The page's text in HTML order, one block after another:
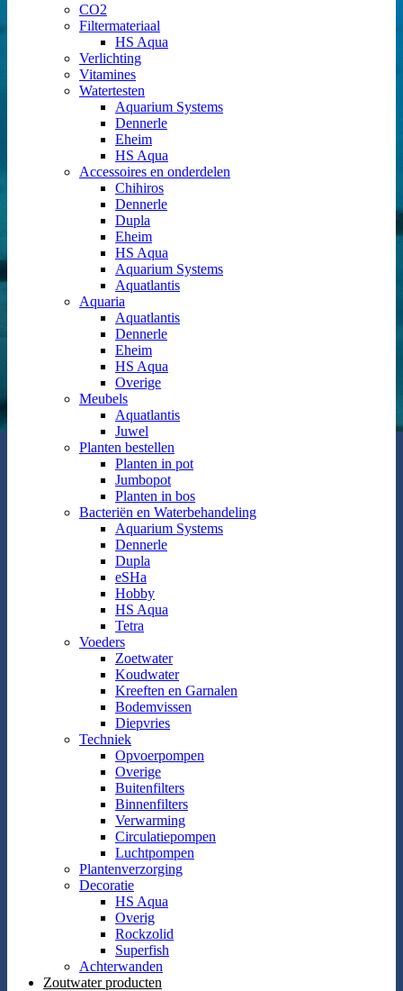
CO2
Filtermateriaal
HS Aqua
Verlichting
Vitamines
Watertesten
Aquarium Systems
Dennerle
Eheim
HS Aqua
Accessoires en onderdelen
Chihiros
Dennerle
Dupla
Eheim
HS Aqua
Aquarium Systems
Aquatlantis
Aquaria
Aquatlantis
Dennerle
Eheim
HS Aqua
Overige
Meubels
Aquatlantis
Juwel
Planten bestellen
Planten in pot
Jumbopot
Planten in bos
Bacteriën en Waterbehandeling
Aquarium Systems
Dennerle
Dupla
eSHa
Hobby
HS Aqua
Tetra
Voeders
Zoetwater
Koudwater
Kreeften en Garnalen
Bodemvissen
Diepvries
Techniek
Opvoerpompen
Overige
Buitenfilters
Binnenfilters
Verwarming
Circulatiepompen
Luchtpompen
Plantenverzorging
Decoratie
HS Aqua
Overig
Rockzolid
Superfish
Achterwanden
Zoutwater producten